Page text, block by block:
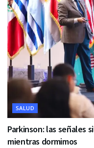
SALUD
Parkinson: las señales
mientras dormimos